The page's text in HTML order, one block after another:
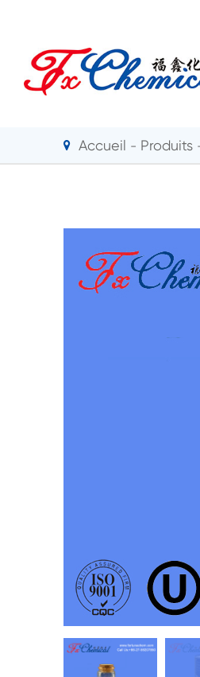
Accueil Produits